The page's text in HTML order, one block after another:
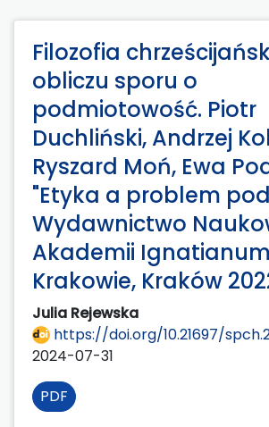
Filozofia
obliczu sporu o
podmiotowość. Piotr
Duchliński, Andrzej
Ryszard Moń, Ewa
"Etyka a problem
Wydawnictwo
Akademii
Krakowie, Kraków
Julia Rejewska
https://doi.org/10.21697/
2024-07-31
PDF